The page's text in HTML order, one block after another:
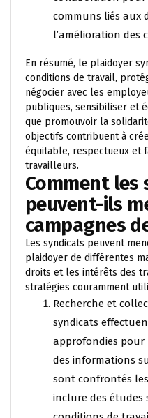
communs liés aux
l’amélioration des
En résumé, le plaidoyer
conditions de travail,
négocier avec les
publiques, sensibiliser et
que promouvoir la
objectifs contribuent à
équitable, respectueux et
travailleurs.
Comment les
peuvent-ils
campagnes
Les syndicats peuvent
plaidoyer de différentes
droits et les intérêts des
stratégies couramment
Recherche et
syndicats
approfondies pour
des informations
sont confrontés
inclure des études